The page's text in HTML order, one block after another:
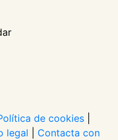
de cookies
legal
Contacta con